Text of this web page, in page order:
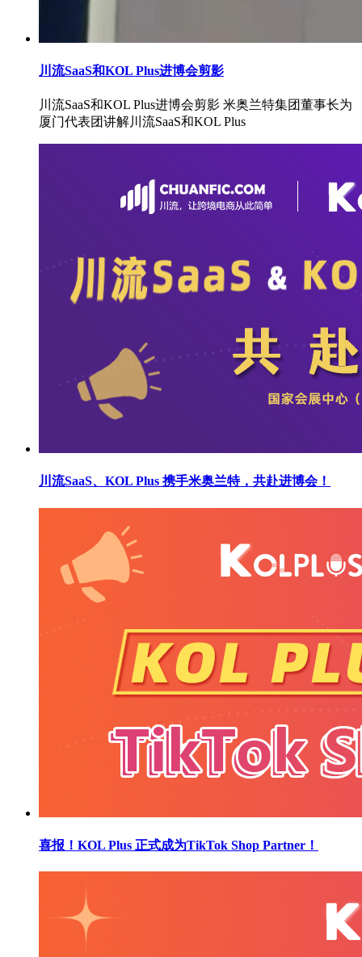
川流SaaS和KOL Plus进博会剪影
川流SaaS和KOL Plus进博会剪影 米奥兰特集团董事长为
厦门代表团讲解川流SaaS和KOL Plus
川流SaaS、KOL Plus 携手米奥兰特，共赴进博会！
喜报！KOL Plus 正式成为TikTok Shop Partner！